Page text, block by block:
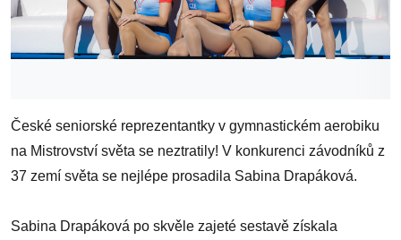
České seniorské reprezentantky v gymnastickém aerobiku
na Mistrovství světa se neztratily! V konkurenci závodníků z
37 zemí světa se nejlépe prosadila Sabina Drapáková.
Sabina Drapáková po skvěle zajeté sestavě získala